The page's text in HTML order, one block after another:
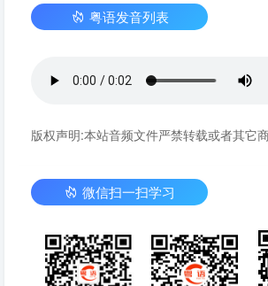
粤语发音列表
版权声明:本站音频文件严禁转载或者其它商
微信扫一扫学习